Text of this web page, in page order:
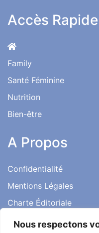
Nous respectons
Accès Rapide
Family
Santé Féminine
Nutrition
Bien-être
A Propos
Confidentialité
Mentions Légales
Charte Éditoriale
Conditions d’utilisation